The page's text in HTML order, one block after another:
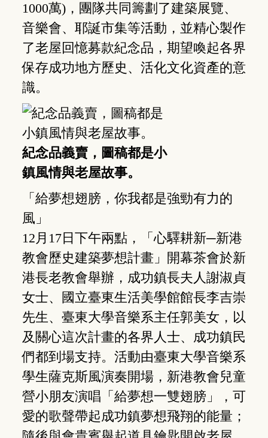
1000萬)，團隊共同籌劃了建築展覽、
音樂會、耶誕市集等活動，並精心製作
了老屋回憶募款紀念品，期望喚起各界
保存成功地方歷史、活化文化資產的意
識。
紀念品義賣，圖稿都是小
鎮風情與老屋故事。
「給夢想翅膀，你我都是強勁有力的
風」
12月17日下午兩點，「心驛耕新─新港
教會歷史建築夢想計畫」開幕茶會於新
港長老教會舉辦，成功鎮長夫人謝淑貞
女士、國立臺東生活美學館館長李吉崇
先生、臺東大學音樂系主任郭美女，以
及關心這次計畫的各界人士、成功鎮民
們都到場支持。活動由臺東大學音樂系
學生薩克斯風演奏開場，新港教會兒童
營小朋友演唱「給夢想一雙翅膀」，可
愛的歌聲帶起成功鎮夢想飛翔的能量；